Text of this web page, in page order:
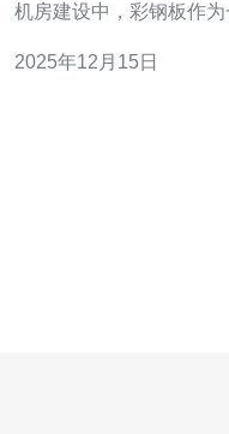
机房建设中，彩钢板作
的单价进行比较，并分析
2025年12月15日